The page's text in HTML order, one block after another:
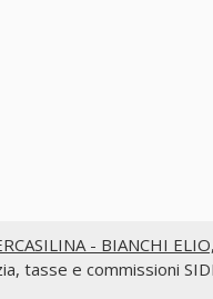
- BIANCHI
tasse e commissioni